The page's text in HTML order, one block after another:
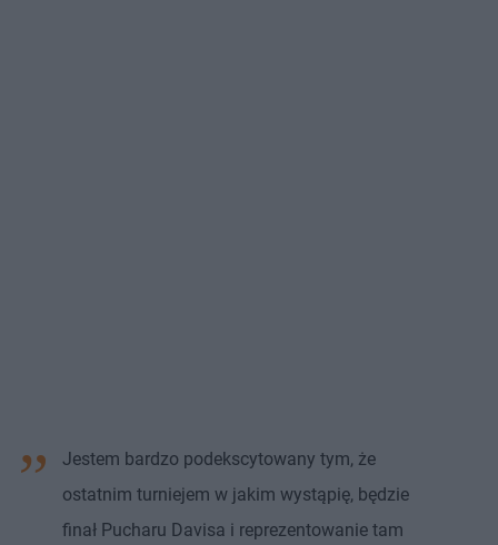
Jestem bardzo podekscytowany tym, że
ostatnim turniejem w jakim wystąpię, będzie
finał Pucharu Davisa i reprezentowanie tam